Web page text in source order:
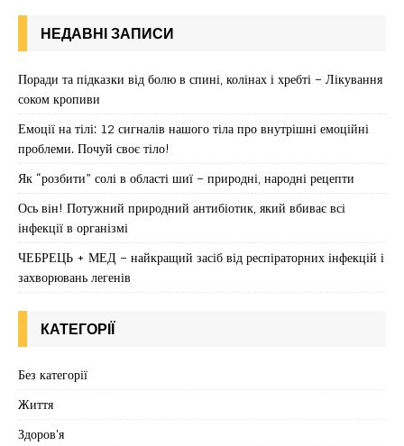
НЕДАВНІ ЗАПИСИ
Поради та підказки від болю в спині, колінах і хребті – Лікування
соком кропиви
Емоції на тілі: 12 сигналів нашого тіла про внутрішні емоційні
проблеми. Почуй своє тіло!
Як “розбити” солі в області шиї – природні, народні рецепти
Ось він! Потужний природний антибіотик, який вбиває всі
інфекції в організмі
ЧЕБРЕЦЬ + МЕД – найкращий засіб від респіраторних інфекцій і
захворювань легенів
КАТЕГОРІЇ
Без категорії
Життя
Здоров'я